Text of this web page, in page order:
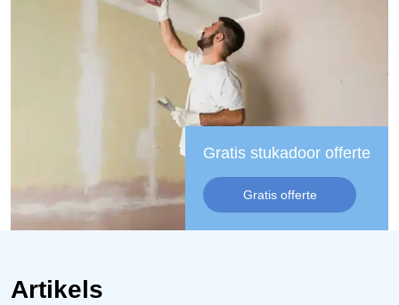
Gratis stukadoor offerte
Gratis offerte
Artikels